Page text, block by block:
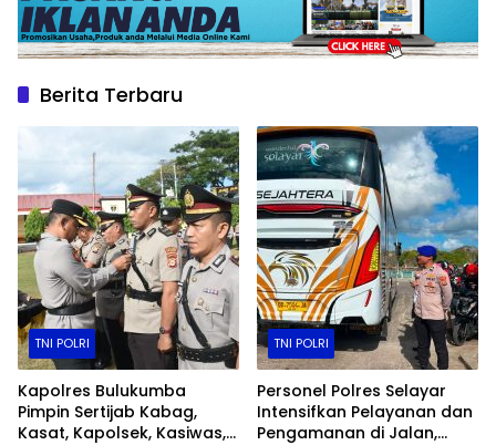
Berita Terbaru
TNI POLRI
Kapolres Bulukumba
Pimpin Sertijab Kabag,
Kasat, Kapolsek, Kasiwas,
TNI POLRI
Personel Polres Selayar
Intensifkan Pelayanan dan
Pengamanan di Jalan,